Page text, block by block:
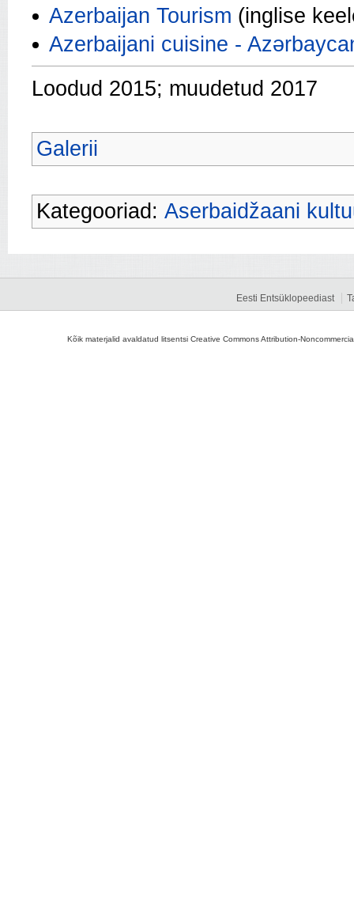
Azerbaijan Tourism (inglise
Azerbaijani cuisine -
Loodud 2015; muudetud 2017
Galerii
Kategooriad: Aserbaidžaani
Eesti Entsüklopeediast
Kõik materjalid avaldatud litsentsi Creative Commons Attribution-